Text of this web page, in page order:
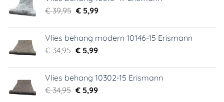
€39,95 Oorspronkelijke
€ 39,95.
€5,99Huidige
€ 5,99.
Vlies behang modern 10146-15 Erismann
€34,95 Oorspronkelijke
€ 34,95.
€5,99Huidige
€ 5,99.
Vlies behang 10302-15 Erismann
€34,95 Oorspronkelijke
€5,99Huidige